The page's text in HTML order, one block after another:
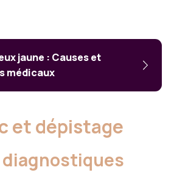
jaune : Causes et
médicaux
et dépistage